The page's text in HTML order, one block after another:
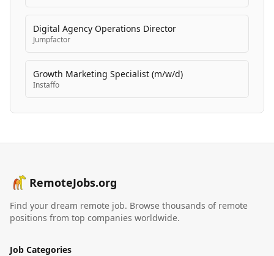
Digital Agency Operations Director
Jumpfactor
Growth Marketing Specialist (m/w/d)
Instaffo
RemoteJobs.org
Find your dream remote job. Browse thousands of remote
positions from top companies worldwide.
Job Categories